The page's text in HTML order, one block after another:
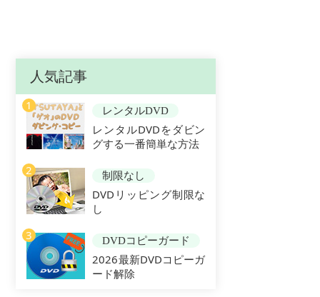
人気記事
1 レンタルDVD
レンタルDVDをダビン
グする一番簡単な方法
2
制限なし
DVDリッピング制限な
し
3
DVDコピーガード
2026最新DVDコピーガ
ード解除